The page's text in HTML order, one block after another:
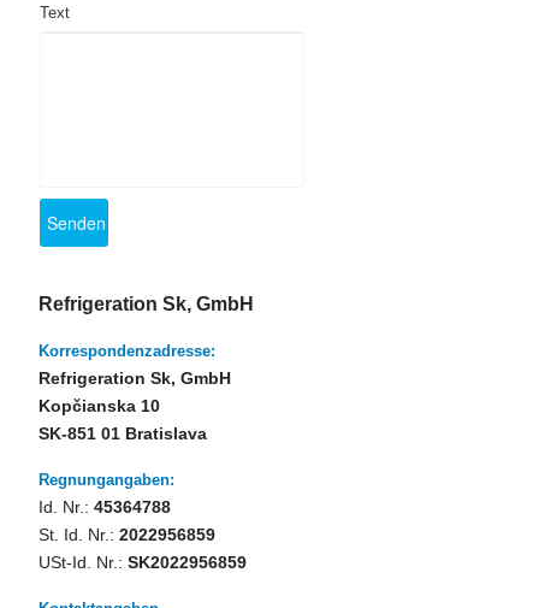
Text
Refrigeration Sk, GmbH
Korrespondenzadresse:
Refrigeration Sk, GmbH
Kopčianska 10
SK-851 01 Bratislava
Regnungangaben:
Id. Nr.: 45364788
St. Id. Nr.: 2022956859
USt-Id. Nr.: SK2022956859